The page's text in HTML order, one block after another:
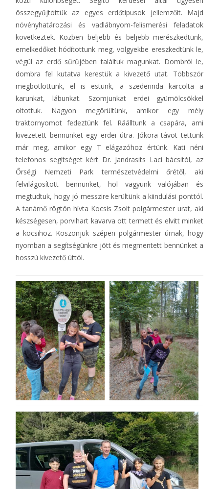
összegyűjtöttük az egyes erdőtípusok jellemzőit. Majd
növényhatározási és vadlábnyom-felismerési feladatok
következtek. Közben beljebb és beljebb merészkedtünk,
emelkedőket hódítottunk meg, völgyekbe ereszkedtünk le,
végül az erdő sűrűjében találtuk magunkat. Dombról le,
dombra fel kutatva kerestük a kivezető utat. Többször
megbotlottunk, el is estünk, a szederinda karcolta a
karunkat, lábunkat. Szomjunkat erdei gyümölcsökkel
oltottuk. Nagyon megörültünk, amikor egy mély
traktornyomot fedeztünk fel. Ráálltunk a csapára, ami
kivezetett bennünket egy erdei útra. Jókora távot tettünk
már meg, amikor egy T elágazóhoz értünk. Kati néni
telefonos segítséget kért Dr. Jandrasits Laci bácsitól, az
Őrségi Nemzeti Park természetvédelmi őrétől, aki
felvilágosított bennünket, hol vagyunk valójában és
megtudtuk, hogy jó messzire kerültünk a kiindulási ponttól.
A tanárnő rögtön hívta Kocsis Zsolt polgármester urat, aki
készségesen, porvihart kavarva ott termett és elvitt minket
a kocsihoz. Köszönjük szépen polgármester úrnak, hogy
nyomban a segítségünkre jött és megmentett bennünket a
hosszú kivezető úttól.